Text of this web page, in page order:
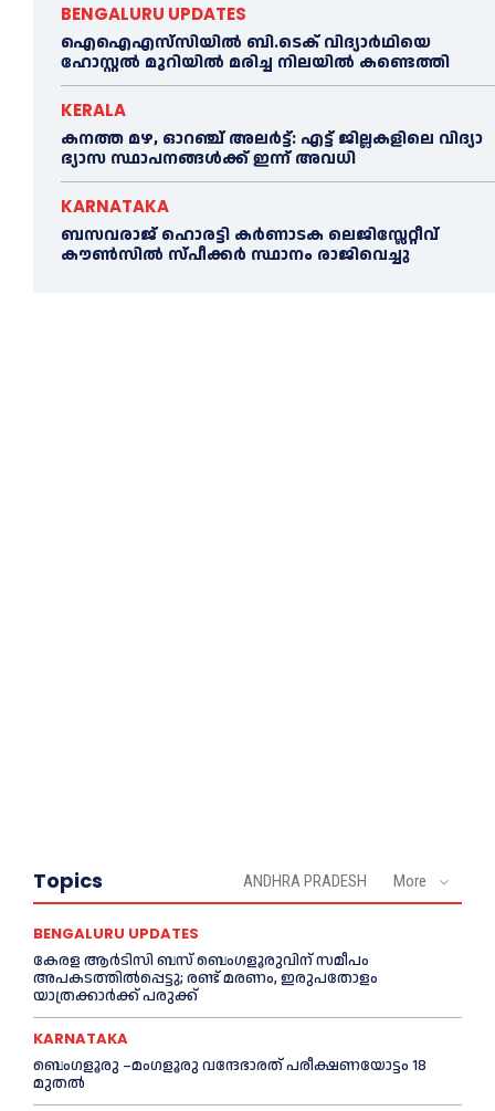
BENGALURU UPDATES
ഐഐഎസ്‌സിയിൽ ബി.ടെക് വിദ്യാർഥിയെ
ഹോസ്റ്റൽ മുറിയിൽ മരിച്ച നിലയിൽ കണ്ടെത്തി
KERALA
ക​ന​ത്ത മ​ഴ, ഓറഞ്ച് അലർട്ട്: എ​ട്ട് ജി​ല്ല​ക​ളി​ലെ വി​ദ്യാ​
ഭ്യാ​സ സ്ഥാ​പ​ന​ങ്ങ​ൾ​ക്ക് ഇ​ന്ന് അ​വ​ധി
KARNATAKA
ബസവരാജ് ഹൊരട്ടി കർണാടക ലെജിസ്ലേറ്റീവ്
കൗൺസിൽ സ്പീക്കർ സ്ഥാനം രാജിവെച്ചു
Topics ANDHRA PRADESH More
BENGALURU UPDATES
കേരള ആർടിസി ബസ് ബെംഗളൂരുവിന് സമീപം
അപകടത്തിൽപ്പെട്ടു; രണ്ട് മരണം, ഇരുപതോളം
യാത്രക്കാർക്ക് പരുക്ക്
KARNATAKA
ബെംഗളൂരു –മംഗളൂരു വന്ദേഭാരത് പരീക്ഷണയോട്ടം 18
മുതൽ